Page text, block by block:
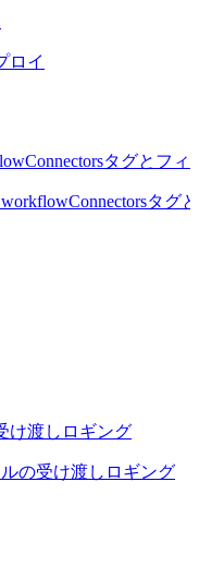
ロイ
Connectorsタグとフィ
workflowConnectorsタグ
け渡し ロギング
の受け渡し ロギング